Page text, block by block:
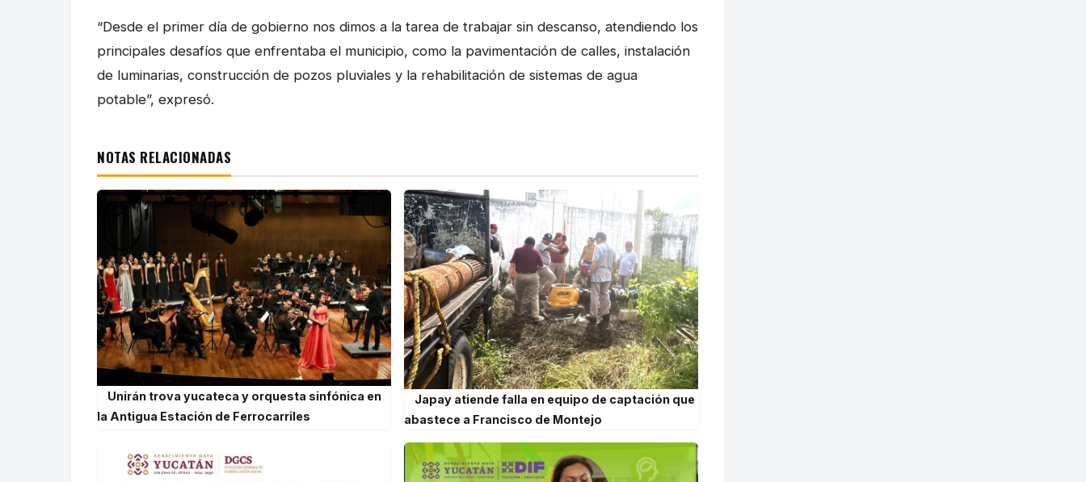
“Desde el primer día de gobierno nos dimos a la tarea de trabajar sin descanso, atendiendo los
principales desafíos que enfrentaba el municipio, como la pavimentación de calles, instalación
de luminarias, construcción de pozos pluviales y la rehabilitación de sistemas de agua
potable”, expresó.
NOTAS RELACIONADAS
Unirán trova yucateca y orquesta sinfónica en
la Antigua Estación de Ferrocarriles
Japay atiende falla en equipo de captación que
abastece a Francisco de Montejo